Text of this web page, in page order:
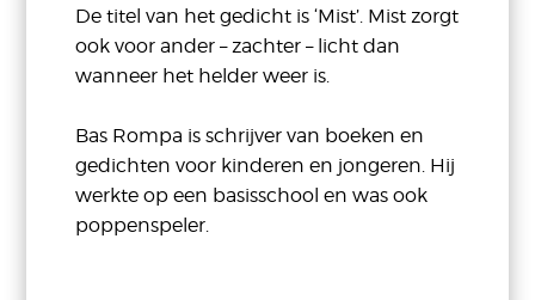
De titel van het gedicht is ‘Mist’. Mist zorgt
ook voor ander – zachter – licht dan
wanneer het helder weer is.
Bas Rompa is schrijver van boeken en
gedichten voor kinderen en jongeren. Hij
werkte op een basisschool en was ook
poppenspeler.